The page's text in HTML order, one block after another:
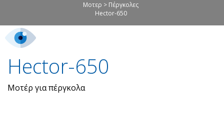
Μοτερ
Πέργκολες
Hector-650
Hector-650
Μοτέρ για πέργκολα